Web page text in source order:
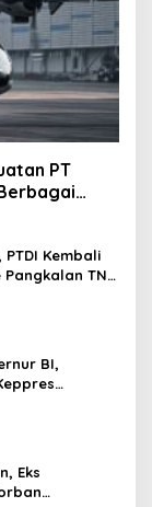
PT
PTDI Kembali
Pangkalan TNI
BI,
Eks